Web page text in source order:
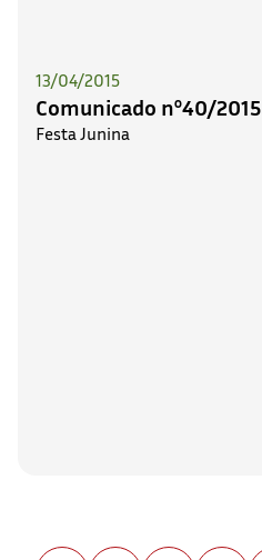
13/04/2015
Comunicado nº40/2015
Festa Junina